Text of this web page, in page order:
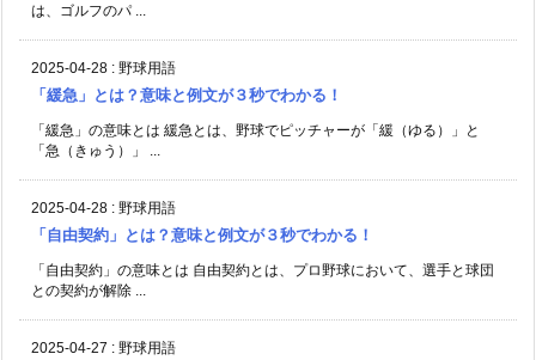
は、ゴルフのパ ...
2025-04-28 : 野球用語
「緩急」とは？意味と例文が３秒でわかる！
「緩急」の意味とは 緩急とは、野球でピッチャーが「緩（ゆる）」と
「急（きゅう）」 ...
2025-04-28 : 野球用語
「自由契約」とは？意味と例文が３秒でわかる！
「自由契約」の意味とは 自由契約とは、プロ野球において、選手と球団
との契約が解除 ...
2025-04-27 : 野球用語